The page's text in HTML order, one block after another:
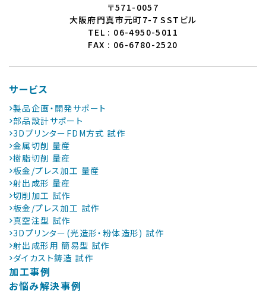
〒571-0057
大阪府門真市元町7-7 SSTビル
TEL : 06-4950-5011
FAX : 06-6780-2520
サービス
製品企画・開発サポート
部品設計サポート
3DプリンターFDM方式 試作
金属切削 量産
樹脂切削 量産
板金/プレス加工 量産
射出成形 量産
切削加工 試作
板金/プレス加工 試作
真空注型 試作
3Dプリンター(光造形・粉体造形) 試作
射出成形用 簡易型 試作
ダイカスト鋳造 試作
加工事例
お悩み解決事例